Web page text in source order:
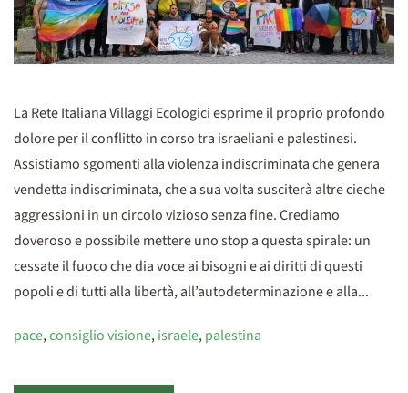
La Rete Italiana Villaggi Ecologici esprime il proprio profondo
dolore per il conflitto in corso tra israeliani e palestinesi.
Assistiamo sgomenti alla violenza indiscriminata che genera
vendetta indiscriminata, che a sua volta susciterà altre cieche
aggressioni in un circolo vizioso senza fine. Crediamo
doveroso e possibile mettere uno stop a questa spirale: un
cessate il fuoco che dia voce ai bisogni e ai diritti di questi
popoli e di tutti alla libertà, all’autodeterminazione e alla...
pace,consiglio visione,israele,palestina